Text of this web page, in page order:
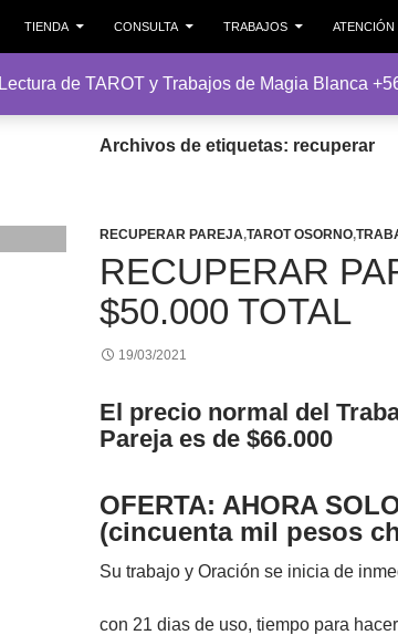
TIENDA
CONSULTA TRABAJOS ATENCIÓN
Archivos de etiquetas: recuperar
RECUPERAR PAREJA,TAROT OSORNO,
RECUPERAR
$50.000 TOTAL
19/03/2021
El precio normal del
Pareja es de $66.000
OFERTA: AHORA
(cincuenta mil pesos
Su trabajo y Oración se inicia de
con 21 dias de uso, tiempo para
Lectura de TAROT y Trabajos de Magia Blanca